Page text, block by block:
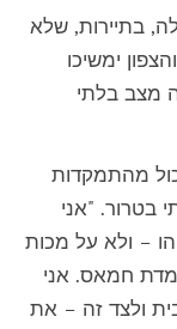
בתיירות, שלא
ימשיכו
מצב בלתי
מהתמקדות
בטרור. "אני
– ולא על מכות
חמאס. אני
ולצד זה – את